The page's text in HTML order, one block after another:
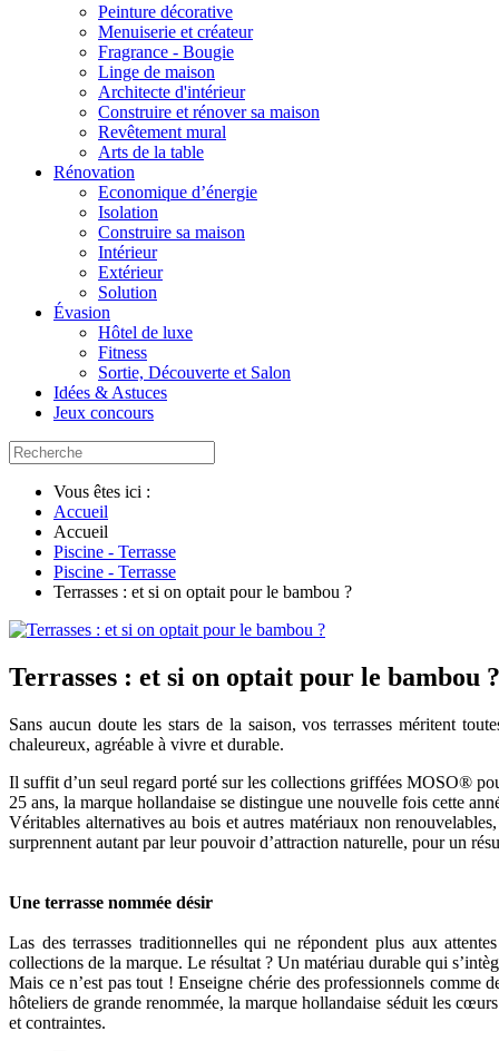
Peinture décorative
Menuiserie et créateur
Fragrance - Bougie
Linge de maison
Architecte d'intérieur
Construire et rénover sa maison
Revêtement mural
Arts de la table
Rénovation
Economique d’énergie
Isolation
Construire sa maison
Intérieur
Extérieur
Solution
Évasion
Hôtel de luxe
Fitness
Sortie, Découverte et Salon
Idées & Astuces
Jeux concours
Vous êtes ici :
Accueil
Accueil
Piscine - Terrasse
Piscine - Terrasse
Terrasses : et si on optait pour le bambou ?
Terrasses : et si on optait pour le bambou ?
Sans aucun doute les stars de la saison, vos terrasses méritent
chaleureux, agréable à vivre et durable.
Il suffit d’un seul regard porté sur les collections griffées MOSO®
25 ans, la marque hollandaise se distingue une nouvelle fois cette
Véritables alternatives au bois et autres matériaux non
surprennent autant par leur pouvoir d’attraction naturelle, pour un
Une terrasse nommée désir
Las des terrasses traditionnelles qui ne répondent plus aux
collections de la marque. Le résultat ? Un matériau durable qui
Mais ce n’est pas tout ! Enseigne chérie des professionnels
hôteliers de grande renommée, la marque hollandaise séduit les
et contraintes.